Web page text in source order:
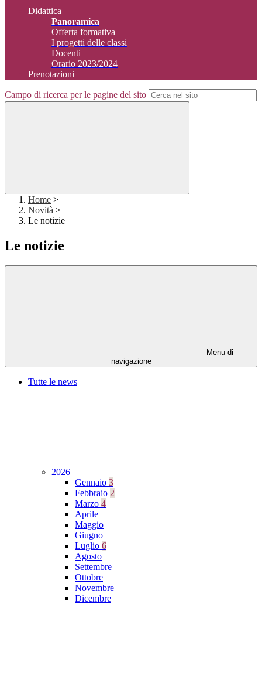
Didattica
Panoramica
Offerta formativa
I progetti delle classi
Docenti
Orario 2023/2024
Prenotazioni
Campo di ricerca per le pagine del sito
Home >
Novità >
Le notizie
Le notizie
Menu di
navigazione
Tutte le news
2026
Gennaio 3
Febbraio 2
Marzo 4
Aprile
Maggio
Giugno
Luglio 6
Agosto
Settembre
Ottobre
Novembre
Dicembre